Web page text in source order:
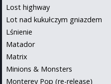
Lost highway
Lot nad kukułczym gniazdem
Lśnienie
Matador
Matrix
Minions & Monsters
Monterey Pop (re-release)